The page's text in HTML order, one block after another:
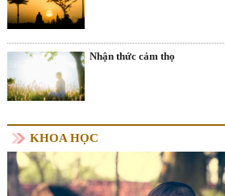
Nhận thức cảm thọ
KHOA HỌC